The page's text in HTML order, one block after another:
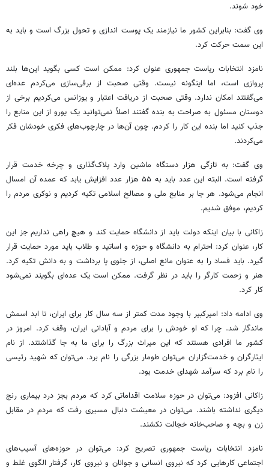
خود شوند.
وی گفت: بنابراین کشور ما نیازمند یک پوست اندازی و تحول بزرگ است و باید به
این سمت حرکت کرد.
نامزد انتخابات ریاست جمهوری عنوان کرد: ممکن است کسی بگوید این‌ها بلند
پروازی است، اما اینگونه نیست. وقتی صحبت از برقی‌سازی می‌کردم عده‌ای
می‌گفتند امکان ندارد. وقتی صحبت از دریافت اعتبار ویوزانس می‌کردیم برخی از
دوستان مسئول به صراحت به بنده گفتند اصلاً نمی‌توانید یک یورو از این منابع را
جذب کنید اما بنده این کار را کردم. چون آن‌ها در چارچوب‌های فکری خودشان فکر
می‌کردند.
وی گفت: به تازگی هزار دستگاه ماشین وارد پلاک‌گذاری و چرخه خدمت قرار
گرفته است. البته این عدد باید به ۵۵ هزار عدد افزایش یابد که عمده آن امسال
انجام می‌شود. هر جا بر منابع ملی و مصالح اسلامی تکیه کردیم و نوکری مردم را
کردیم، موفق شدیم.
زاکانی با بیان اینکه دولت باید از دانشگاه حمایت کند و هیچ راهی نداریم جز این
کار، عنوان کرد: احترام به دانشگاه و حوزه و اساتید و طلاب باید مورد حمایت قرار
گیرد. باید فساد را به عنوان مانع اصلی، از جلوی پا برداشت و به دانش تکیه کرد.
هنر و زحمت کارگر را باید در نظر گرفت. ممکن است یک عده‌ای بگویند نمی‌شود
کار کرد.
وی ادامه داد: امیرکبیر با وجود مدت کمتر از سه سال کار برای ایران، تا ابد اسمش
ماندگار شد. چرا که او خودش را برای مردم و آبادانی ایران، وقف کرد. امروز در
کشور ما افرادی هستند که این میراث بزرگ را برای ما به جا گذاشتند. از نام
ایثارگران و خدمت‌گزاران می‌توان طومار بزرگی را نام برد. می‌توان که شهید رئیسی
را نام برد که سرآمد شهدای خدمت بود.
زاکانی افزود: می‌توان در حوزه سلامت اقداماتی کرد که مردم بجز درد بیماری رنج
دیگری نداشته باشند. می‌توان در معیشت دنبال مسیری رفت که مردم در مقابل
زن و بچه و صاحب‌خانه خجالت نکشند.
نامزد انتخابات ریاست جمهوری تصریح کرد: می‌توان در حوزه‌های آسیب‌های
اجتماعی کارهایی کرد که نیروی انسانی و جوانان و نیروی کار، گرفتار الگوی غلط و